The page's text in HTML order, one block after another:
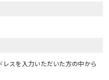
スを入力いただいた方の中から